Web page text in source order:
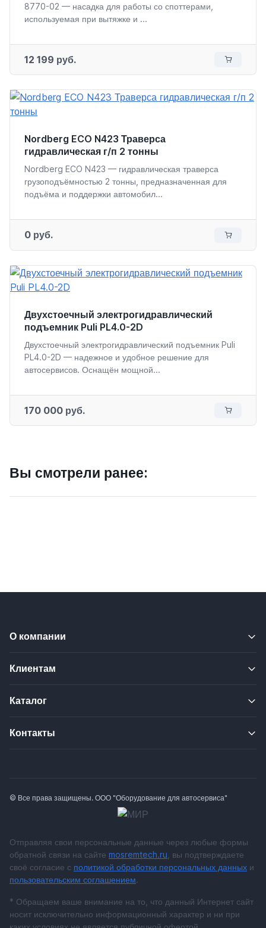
8770-02 — насадка для работы со споттерами,
используемая при вытяжке и ...
12 199 руб.
Nordberg ECO N423 Траверса
гидравлическая г/п 2 тонны
Nordberg ECO N423 — гидравлическая траверса
грузоподъёмностью 2 тонны, предназначенная для
подъёма и поддержки автомобил...
0 руб.
Двухстоечный электрогидравлический
подъемник Puli PL4.0-2D
Двухстоечный электрогидравлический подъемник Puli
PL4.0-2D — надежное и удобное решение для
автосервисов. Оснащён мощной...
170 000 руб.
Вы смотрели ранее:
О компании
Клиентам
Каталог
Контакты
© Все права защищены. ООО "Оборудование для автосервиса"
Отправляя свои персональные данные через любые формы
обратной связи на сайте mosremtech.ru , вы подтверждаете
своё согласие с политикой обработки персональных данных и
пользовательским соглашением.
* Обращаем ваше внимание на то, что данный Интернет сайт
носит исключительно информационный характер и ни при